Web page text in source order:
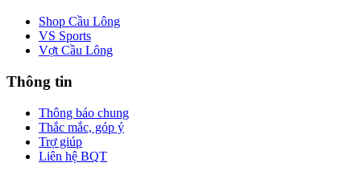
Shop Cầu Lông
VS Sports
Vợt Cầu Lông
Thông tin
Thông báo chung
Thắc mắc, góp ý
Trợ giúp
Liên hệ BQT